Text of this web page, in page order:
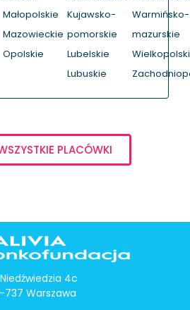
Małopolskie
Mazowieckie
Opolskie
Kujawsko-
pomorskie
Lubelskie
Lubuskie
Warmińsko-
mazurskie
PLACÓWKI
4c
737 Warszawa